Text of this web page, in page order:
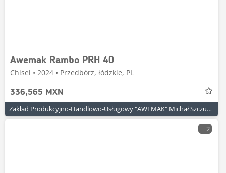
Awemak Rambo PRH 40
Chisel • 2024 • Przedbórz, łódzkie, PL
336,565 MXN
Zakład Produkcyjno-Handlowo-Usługowy "AWEMAK" Michał Szczuraszek
2